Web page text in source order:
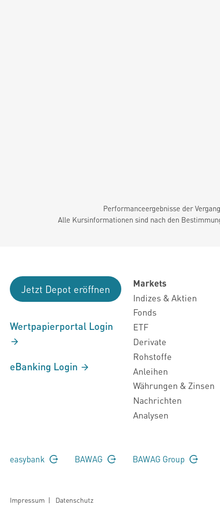
Performanceergebnisse der
Alle Kursinformationen sind nach den
Jetzt Depot eröffnen
Wertpapierportal Login
eBanking Login
Markets
Indizes & Aktien
Fonds
ETF
Derivate
Rohstoffe
Anleihen
Währungen & Zinsen
Nachrichten
Analysen
easybank BAWAG BAWAG Group
Impressum | Datenschutz